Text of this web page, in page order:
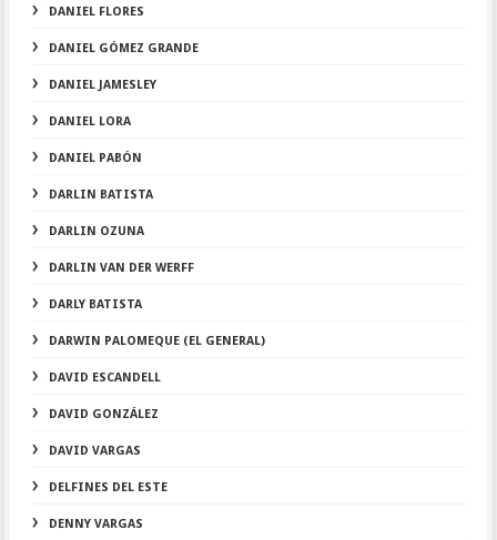
DANIEL FLORES
DANIEL GÓMEZ GRANDE
DANIEL JAMESLEY
DANIEL LORA
DANIEL PABÓN
DARLIN BATISTA
DARLIN OZUNA
DARLIN VAN DER WERFF
DARLY BATISTA
DARWIN PALOMEQUE (EL GENERAL)
DAVID ESCANDELL
DAVID GONZÁLEZ
DAVID VARGAS
DELFINES DEL ESTE
DENNY VARGAS